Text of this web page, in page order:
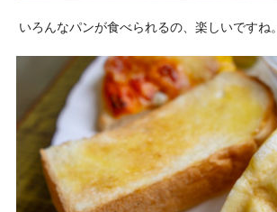
いろんなパンが食べられるの、楽しいですね